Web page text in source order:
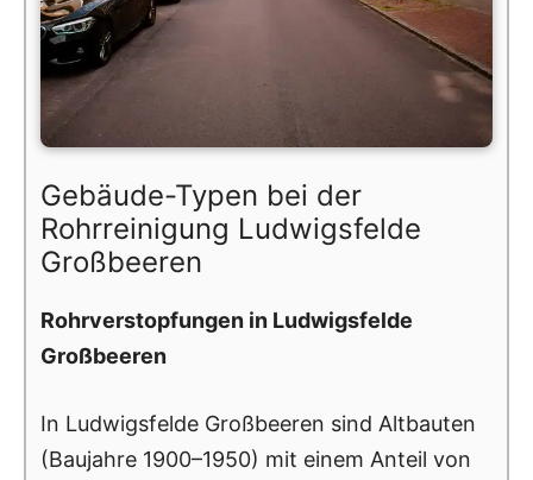
Gebäude-Typen bei der
Rohrreinigung Ludwigsfelde
Großbeeren
Rohrverstopfungen in Ludwigsfelde
Großbeeren
In Ludwigsfelde Großbeeren sind Altbauten
(Baujahre 1900–1950) mit einem Anteil von